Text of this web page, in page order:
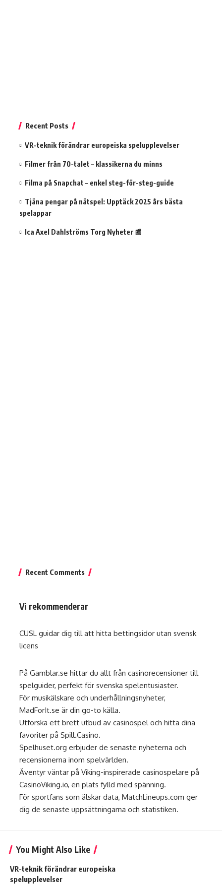
Recent Posts
VR-teknik förändrar europeiska spelupplevelser
Filmer från 70-talet – klassikerna du minns
Filma på Snapchat – enkel steg-för-steg-guide
Tjäna pengar på nätspel: Upptäck 2025 års bästa
spelappar
Ica Axel Dahlströms Torg Nyheter 📰
Recent Comments
Vi rekommenderar
CUSL guidar dig till att hitta bettingsidor utan svensk
licens
På Gamblar.se hittar du allt från casinorecensioner till
spelguider, perfekt för svenska spelentusiaster.
För musikälskare och underhållningsnyheter,
MadForIt.se är din go-to källa.
Utforska ett brett utbud av casinospel och hitta dina
favoriter på Spill.Casino.
Spelhuset.org erbjuder de senaste nyheterna och
recensionerna inom spelvärlden.
Äventyr väntar på Viking-inspirerade casinospelare på
CasinoViking.io, en plats fylld med spänning.
För sportfans som älskar data, MatchLineups.com ger
dig de senaste uppsättningarna och statistiken.
You Might Also Like
VR-teknik förändrar europeiska
spelupplevelser